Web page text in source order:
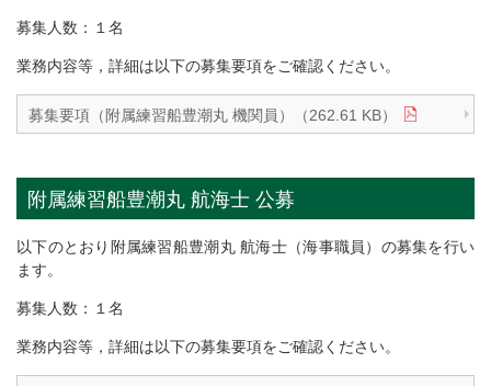
募集人数：１名
業務内容等，詳細は以下の募集要項をご確認ください。
募集要項（附属練習船豊潮丸 機関員）（262.61 KB）
附属練習船豊潮丸 航海士 公募
以下のとおり附属練習船豊潮丸 航海士（海事職員）の募集を行い
ます。
募集人数：１名
業務内容等，詳細は以下の募集要項をご確認ください。